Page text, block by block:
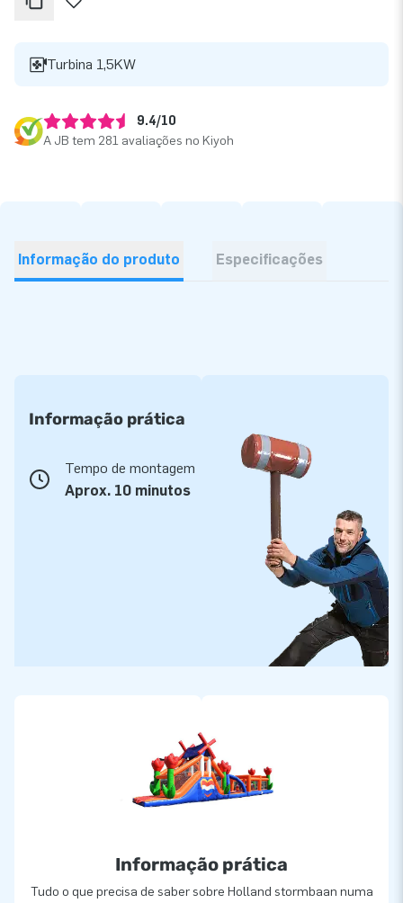
Turbina 1,5KW
9.4/10
A JB tem 281 avaliações no Kiyoh
Informação do produto Especificações
Informação prática
Tempo de montagem
Aprox. 10 minutos
Informação prática
Tudo o que precisa de saber sobre Holland stormbaan numa